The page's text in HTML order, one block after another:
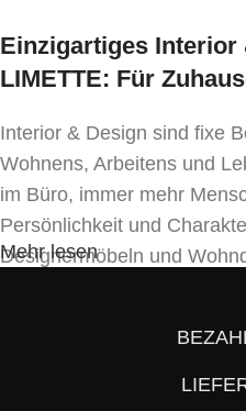
Einzigartiges Interior
LIMETTE: Für
Interior & Design sind fixe
Wohnens, Arbeitens und
im Büro, immer mehr
Persönlichkeit und
Designermöbeln und
von der Masse abzuheben.
Mehr lesen